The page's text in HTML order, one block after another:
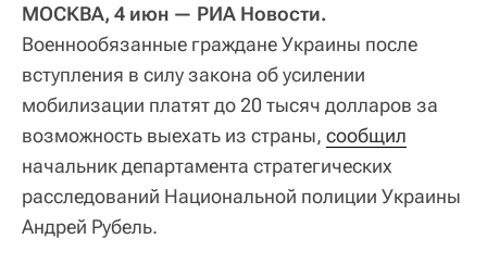
МОСКВА, 4 июн — РИА Новости.
Военнообязанные граждане Украины после
вступления в силу закона об усилении
мобилизации платят до 20 тысяч долларов за
возможность выехать из страны, сообщил
начальник департамента стратегических
расследований Национальной полиции Украины
Андрей Рубель.